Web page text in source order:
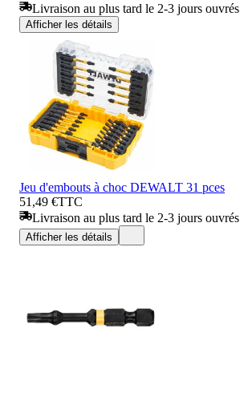
Livraison au plus tard le 2-3 jours ouvrés
Afficher les détails
Jeu d'embouts à choc DEWALT 31 pces
51,49 €TTC
Livraison au plus tard le 2-3 jours ouvrés
Afficher les détails